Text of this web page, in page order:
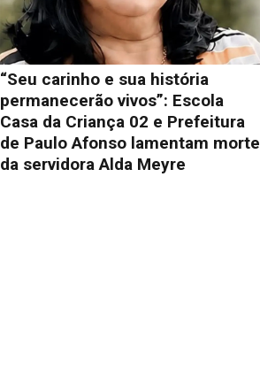
“Seu carinho e sua história
permanecerão vivos”: Escola
Casa da Criança 02 e Prefeitura
de Paulo Afonso lamentam morte
da servidora Alda Meyre